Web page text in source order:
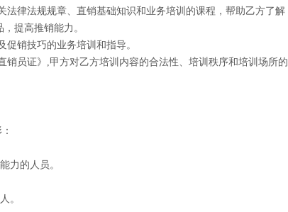
法律法规规章、直销基础知识和业务培训的课程，帮助乙方了解
提高推销能力。
销技巧的业务培训和指导。
销员证》,甲方对乙方培训内容的合法性、培训秩序和培训场所的
力的人员。
。